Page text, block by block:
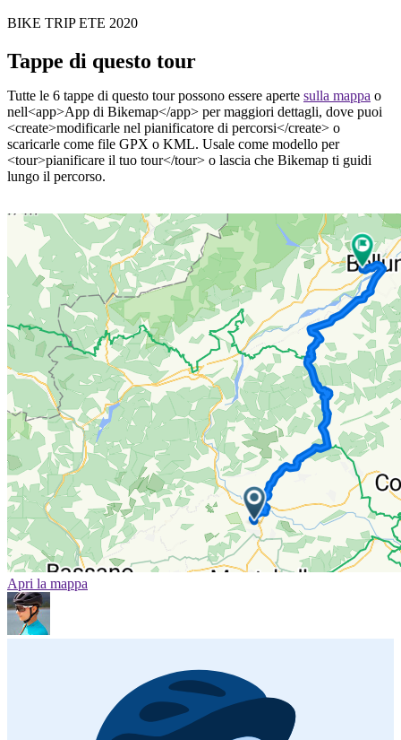
BIKE TRIP ETE 2020
Tappe di questo tour
Tutte le 6 tappe di questo tour possono essere aperte sulla mappa o
nell<app>App di Bikemap</app> per maggiori dettagli, dove puoi
<create>modificarle nel pianificatore di percorsi</create> o
scaricarle come file GPX o KML. Usale come modello per
<tour>pianificare il tuo tour</tour> o lascia che Bikemap ti guidi
lungo il percorso.
Apri la mappa